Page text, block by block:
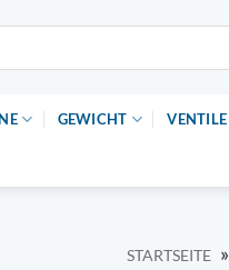
GEWICHT VENTILE
STARTSEITE »